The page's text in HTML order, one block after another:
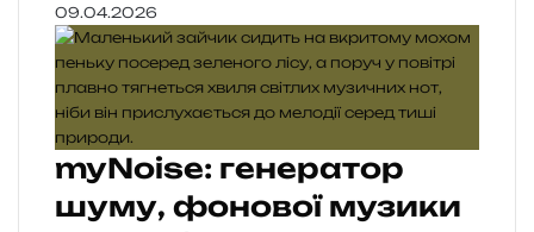
09.04.2026
myNoise: генератор
шуму, фонової музики